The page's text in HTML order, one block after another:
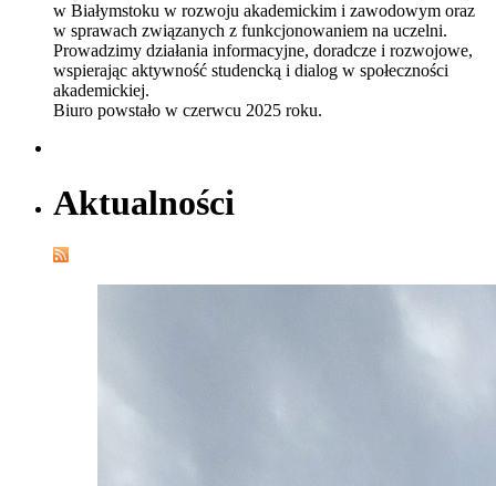
w Białymstoku w rozwoju akademickim i zawodowym oraz
w sprawach związanych z funkcjonowaniem na uczelni.
Prowadzimy działania informacyjne, doradcze i rozwojowe,
wspierając aktywność studencką i dialog w społeczności
akademickiej.
Biuro powstało w czerwcu 2025 roku.
Aktualności